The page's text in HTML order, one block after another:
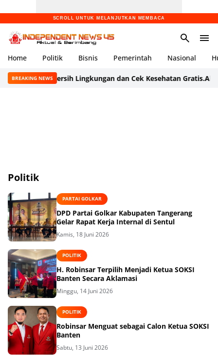
SCROLL UNTUK MELANJUTKAN MEMBACA
Home Politik Bisnis Pemerintah Nasional
BREAKING NEWS
Bersih Lingkungan dan Cek Kesehatan Gratis.Aksi Cepat
Politik
PARTAI GOLKAR
DPD Partai Golkar Kabupaten Tangerang
Gelar Rapat Kerja Internal di Sentul
Kamis, 18 Juni 2026
POLITIK
H. Robinsar Terpilih Menjadi Ketua SOKSI
Banten Secara Aklamasi
Minggu, 14 Juni 2026
POLITIK
Robinsar Menguat sebagai Calon Ketua SOKSI
Banten
Sabtu, 13 Juni 2026